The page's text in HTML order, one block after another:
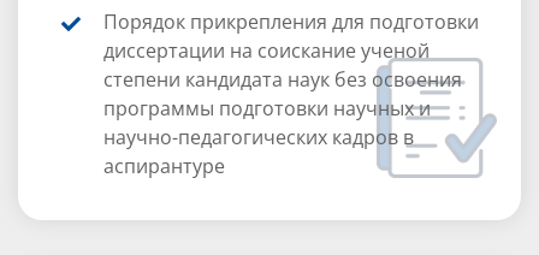
Порядок прикрепления для подготовки
диссертации на соискание ученой
степени кандидата наук без освоения
программы подготовки научных и
научно-педагогических кадров в
аспирантуре